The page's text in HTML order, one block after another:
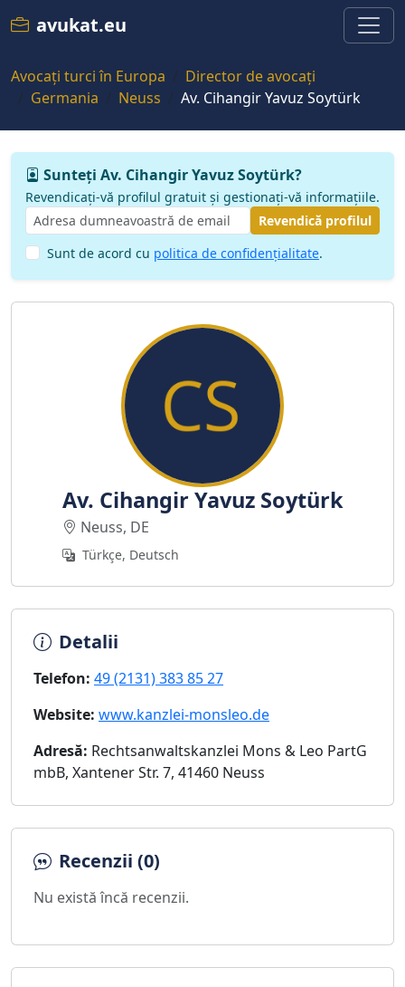
avukat.eu
Avocați turci în Europa
Director de avocați
Germania
Neuss Av. Cihangir Yavuz Soytürk
Sunteți Av. Cihangir Yavuz Soytürk?
Revendicați-vă profilul gratuit și gestionați-vă informațiile.
Revendică profilul
Sunt de acord cu politica de confidențialitate.
Av. Cihangir Yavuz Soytürk
Neuss, DE
Türkçe, Deutsch
Detalii
Telefon: 49 (2131) 383 85 27
Website: www.kanzlei-monsleo.de
Adresă: Rechtsanwaltskanzlei Mons & Leo PartG
mbB, Xantener Str. 7, 41460 Neuss
Recenzii (0)
Nu există încă recenzii.